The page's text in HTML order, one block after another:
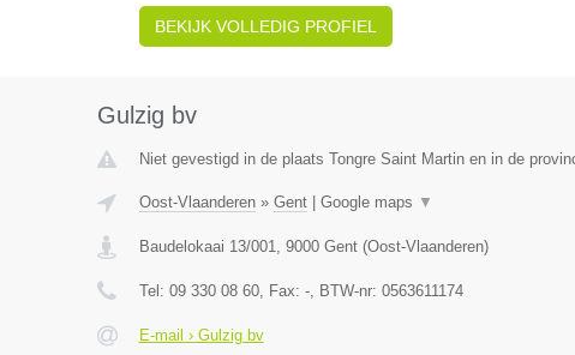
BEKIJK VOLLEDIG PROFIEL
Gulzig bv
Niet gevestigd in de plaats Tongre Saint Martin en in de
Oost-Vlaanderen» Gent| Google maps ▼
Baudelokaai 13/001, 9000 Gent(Oost-Vlaanderen)
Tel: 09 330 08 60, Fax: -, BTW-nr: 0563611174
E-mail › Gulzig bv